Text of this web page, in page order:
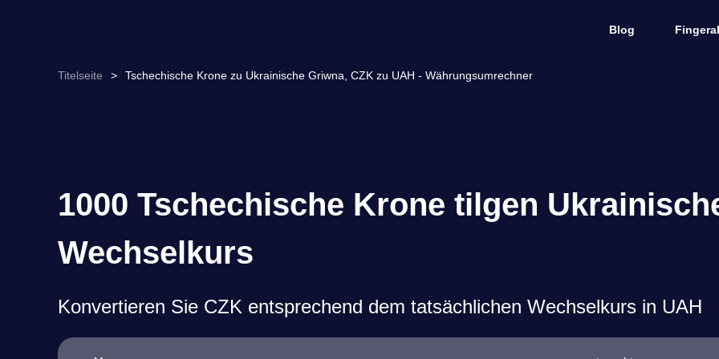
Blog
Titelseite > Tschechische Krone zu Ukrainische Griwna, CZK zu UAH - Währungsumrechner
1000 Tschechische Krone tilgen
Wechselkurs
Konvertieren Sie CZK entsprechend dem tatsächlichen Wechselkurs in UAH